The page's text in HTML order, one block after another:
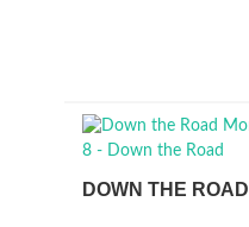
DOWN THE ROAD